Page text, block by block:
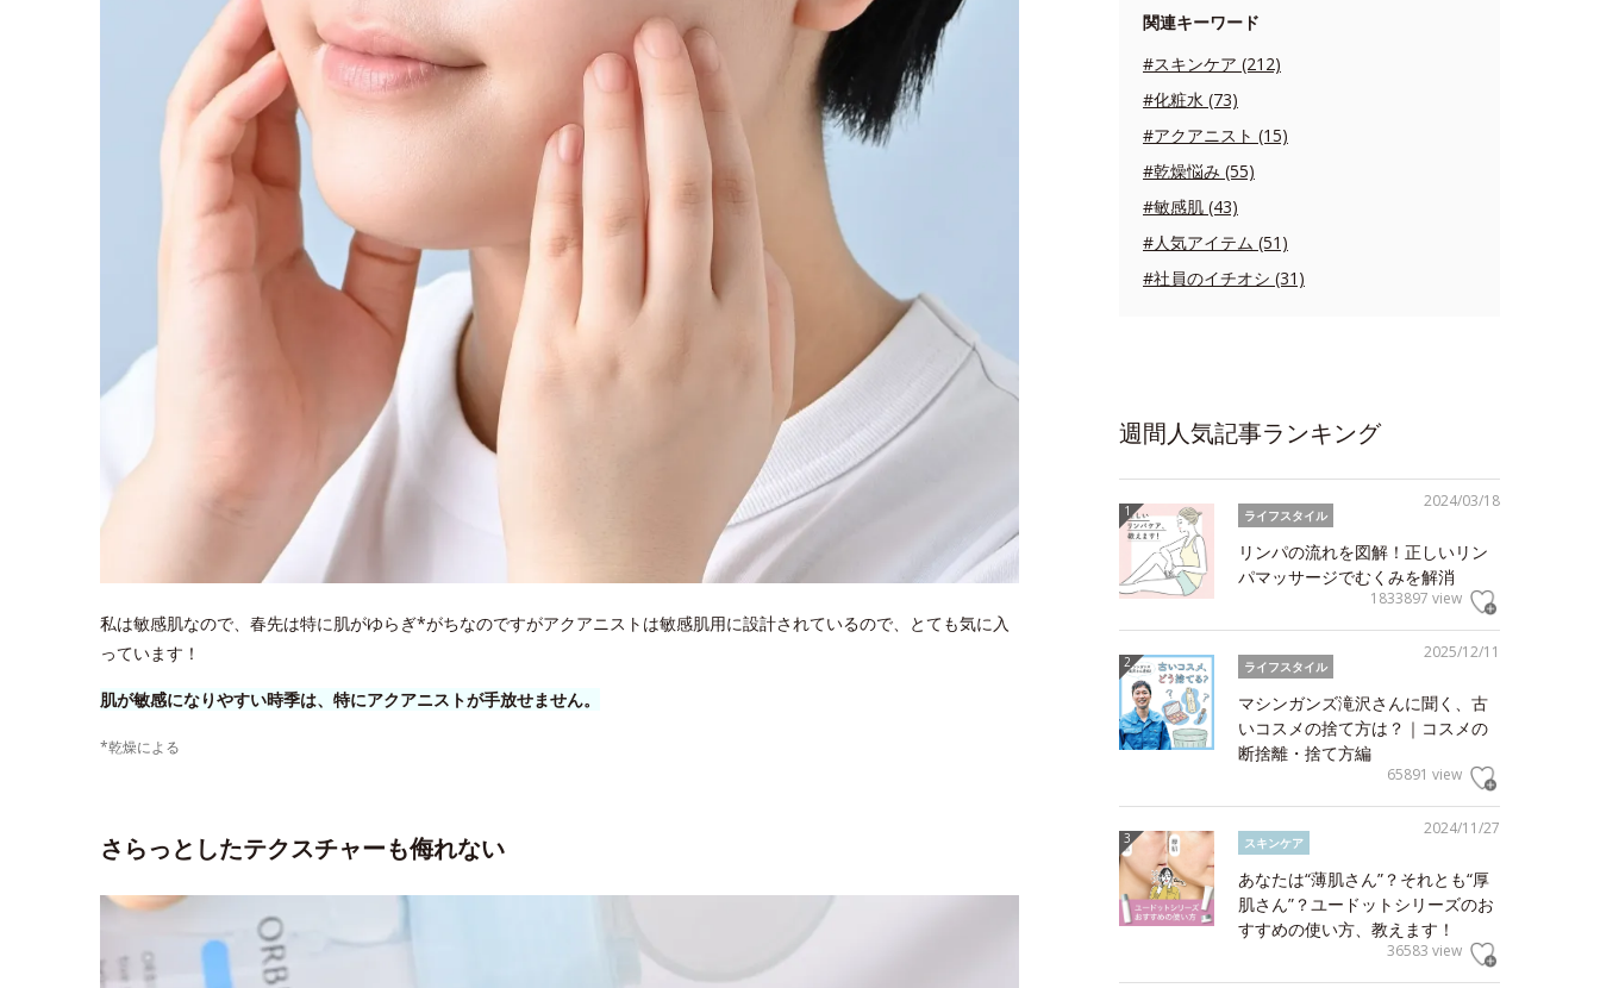
私は敏感肌なので、春先は特に肌がゆらぎ*がちなのですがアクアニストは敏感肌用に設計されているので、とても気に入
っています！
肌が敏感になりやすい時季は、特にアクアニストが手放せません。
*乾燥による
さらっとしたテクスチャーも侮れない
関連キーワード
#スキンケア (212)
#化粧水 (73)
#アクアニスト (15)
#乾燥悩み (55)
#敏感肌 (43)
#人気アイテム (51)
#社員のイチオシ (31)
週間人気記事ランキング
2024/03/18
ライフスタイル
リンパの流れを図解！正しいリン
パマッサージでむくみを解消
1833897 view
2025/12/11
ライフスタイル
マシンガンズ滝沢さんに聞く、古
いコスメの捨て方は？｜コスメの
断捨離・捨て方編
65891 view
2024/11/27
スキンケア
あなたは“薄肌さん”？それとも“厚
肌さん”？ユードットシリーズのお
すすめの使い方、教えます！
36583 view